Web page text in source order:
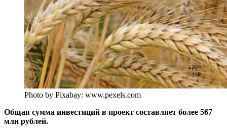
Photo by Pixabay: www.pexels.com
Общая сумма инвестиций в проект составляет более 567
млн рублей.